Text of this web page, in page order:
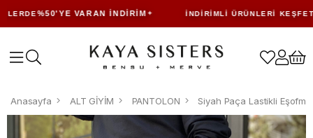
%50'YE VARAN İNDIRIM İNDIRIMLI ÜRÜNLERI KEŞFET
Anasayfa ALT GİYİM PANTOLON Siyah Paça Lastikli